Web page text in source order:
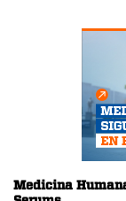
Medicina